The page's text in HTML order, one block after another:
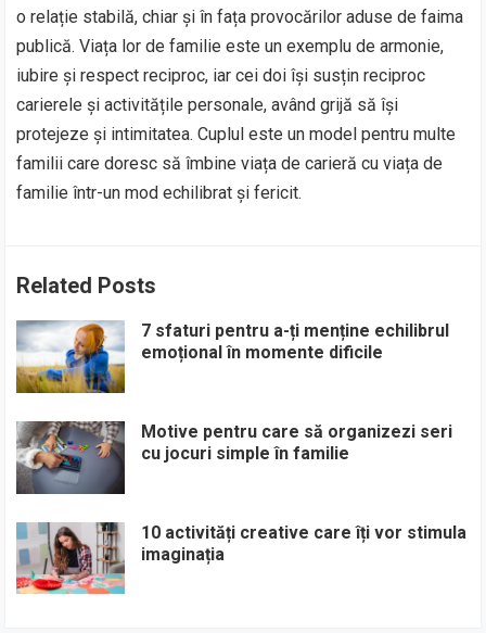
o relație stabilă, chiar și în fața provocărilor aduse de faima
publică. Viața lor de familie este un exemplu de armonie,
iubire și respect reciproc, iar cei doi își susțin reciproc
carierele și activitățile personale, având grijă să își
protejeze și intimitatea. Cuplul este un model pentru multe
familii care doresc să îmbine viața de carieră cu viața de
familie într-un mod echilibrat și fericit.
Related Posts
7 sfaturi pentru a-ți menține echilibrul
emoțional în momente dificile
Motive pentru care să organizezi seri
cu jocuri simple în familie
10 activități creative care îți vor stimula
imaginația